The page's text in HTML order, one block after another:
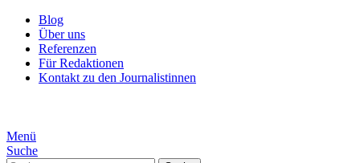
Blog
Über uns
Referenzen
Für Redaktionen
Kontakt zu den Journalistinnen
Menü
Suche